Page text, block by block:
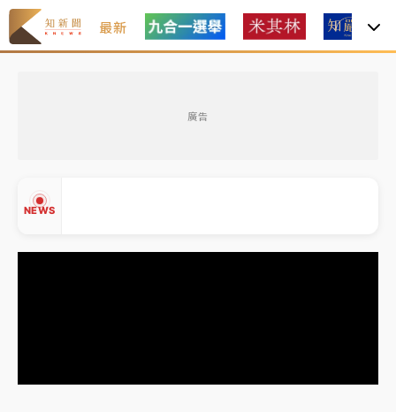
最新
廣告
NEWS
中信慈善基金會想增加董事人數！辜仲諒向法院聲請遭
駁 理由曝光
故宮《龍藏經》特展第2檔！今線上預約開賣一度塞車
雨熱區曝